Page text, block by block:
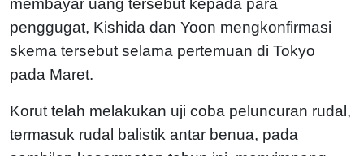
membayar uang tersebut kepada para
penggugat, Kishida dan Yoon mengkonfirmasi
skema tersebut selama pertemuan di Tokyo
pada Maret.
Korut telah melakukan uji coba peluncuran rudal,
termasuk rudal balistik antar benua, pada